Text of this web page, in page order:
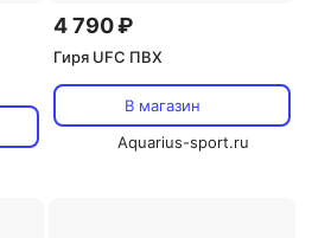
4 790 ₽
Гиря UFC ПВХ
В магазин
Aquarius-sport.ru